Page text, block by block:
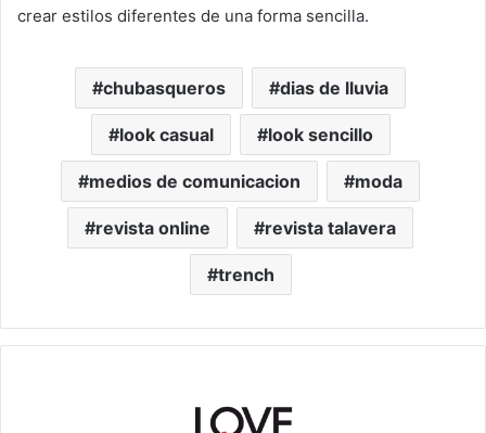
crear estilos diferentes de una forma sencilla.
chubasqueros dias de lluvia
look casual look sencillo
medios de comunicacion moda
revista online revista talavera
trench